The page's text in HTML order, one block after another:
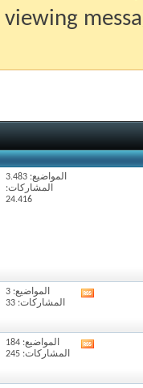
viewing
المواضيع: 3.483
المشاركات:
24.416
مشاهدة
تغذيات
المنتدى
المواضيع: 3
المشاركات: 33
مشاهدة
تغذيات
المنتدى
المواضيع: 184
المشاركات: 245